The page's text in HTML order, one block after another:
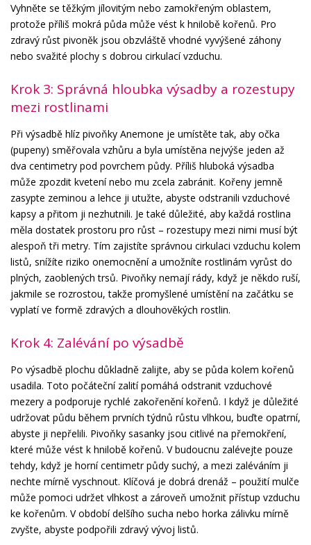
Vyhněte se těžkým jílovitým nebo zamokřeným oblastem,
protože příliš mokrá půda může vést k hnilobě kořenů. Pro
zdravý růst pivoněk jsou obzvláště vhodné vyvýšené záhony
nebo svažité plochy s dobrou cirkulací vzduchu.
Krok 3: Správná hloubka výsadby a rozestupy
mezi rostlinami
Při výsadbě hlíz pivoňky Anemone je umístěte tak, aby očka
(pupeny) směřovala vzhůru a byla umístěna nejvýše jeden až
dva centimetry pod povrchem půdy. Příliš hluboká výsadba
může zpozdit kvetení nebo mu zcela zabránit. Kořeny jemně
zasypte zeminou a lehce ji utužte, abyste odstranili vzduchové
kapsy a přitom ji nezhutnili. Je také důležité, aby každá rostlina
měla dostatek prostoru pro růst – rozestupy mezi nimi musí být
alespoň tři metry. Tím zajistíte správnou cirkulaci vzduchu kolem
listů, snížíte riziko onemocnění a umožníte rostlinám vyrůst do
plných, zaoblených trsů. Pivoňky nemají rády, když je někdo ruší,
jakmile se rozrostou, takže promyšlené umístění na začátku se
vyplatí ve formě zdravých a dlouhověkých rostlin.
Krok 4: Zalévání po výsadbě
Po výsadbě plochu důkladně zalijte, aby se půda kolem kořenů
usadila. Toto počáteční zalití pomáhá odstranit vzduchové
mezery a podporuje rychlé zakořenění kořenů. I když je důležité
udržovat půdu během prvních týdnů růstu vlhkou, buďte opatrní,
abyste ji nepřelili. Pivoňky sasanky jsou citlivé na přemokření,
které může vést k hnilobě kořenů. V budoucnu zalévejte pouze
tehdy, když je horní centimetr půdy suchý, a mezi zaléváním ji
nechte mírně vyschnout. Klíčová je dobrá drenáž – použití mulče
může pomoci udržet vlhkost a zároveň umožnit přístup vzduchu
ke kořenům. V období delšího sucha nebo horka zálivku mírně
zvyšte, abyste podpořili zdravý vývoj listů.